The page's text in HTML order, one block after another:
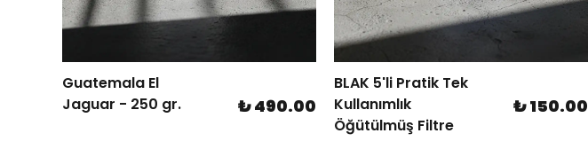
Guatemala El
Jaguar - 250 gr.
₺ 490.00
BLAK 5'li Pratik Tek
Kullanımlık
Öğütülmüş Filtre
₺ 150.00